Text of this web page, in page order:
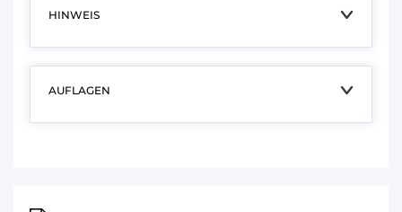
HINWEIS
AUFLAGEN